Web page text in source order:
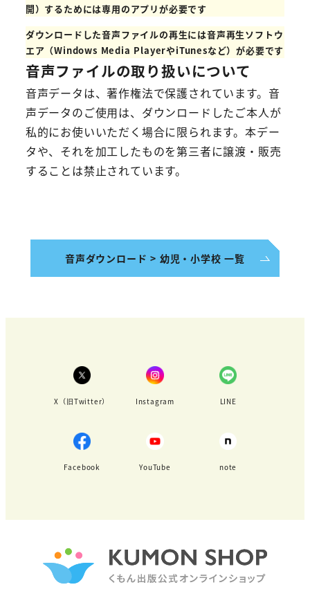
開）するためには専用のアプリが必要です
ダウンロードした音声ファイルの再生には音声再生ソフトウ
エア（Windows Media PlayerやiTunesなど）が必要です
音声ファイルの取り扱いについて
音声データは、著作権法で保護されています。音
声データのご使用は、ダウンロードしたご本人が
私的にお使いいただく場合に限られます。本デー
タや、それを加工したものを第三者に譲渡・販売
することは禁止されています。
音声ダウンロード > 幼児・小学校 一覧
X（旧Twitter） Instagram LINE
Facebook YouTube note